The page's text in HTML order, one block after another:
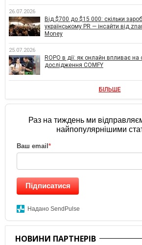
26.07.2026
Від $700 до $15 000: скільки
українському PR — інсайти від
Money
25.07.2026
ROPO в дії: як онлайн впливає
дослідження COMFY
БІЛЬШЕ
Раз на тиждень ми
найпопулярнішими
Ваш email *
Підписатися
Надано SendPulse
НОВИНИ ПАРТНЕРІВ